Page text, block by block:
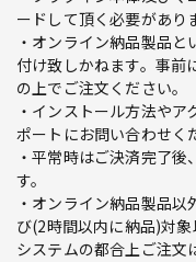
ードして頂く必要があり
・オンライン納品製品
付け致しかねます。事前
の上でご注文ください。
・インストール方法や
ポートにお問い合わせく
・平常時はご決済完了
す。
・オンライン納品製品
び(2時間以内に納品)対象
システムの都合上ご注文